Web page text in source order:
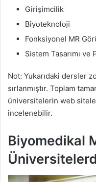
Girişimcilik
Biyoteknoloji
Fonksiyonel MR
Sistem Tasarımı ve
Not: Yukarıdaki dersler
sırlanmıştır. Toplam
üniversitelerin web
incelenebilir.
Biyomedikal